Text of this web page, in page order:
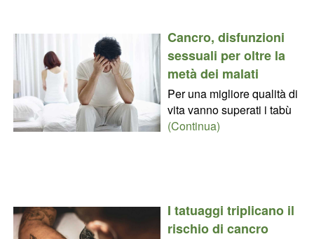
Cancro, disfunzioni
sessuali per oltre la
metà dei malati
Per una migliore qualità di
vita vanno superati i tabù
(Continua)
I tatuaggi triplicano il
rischio di cancro